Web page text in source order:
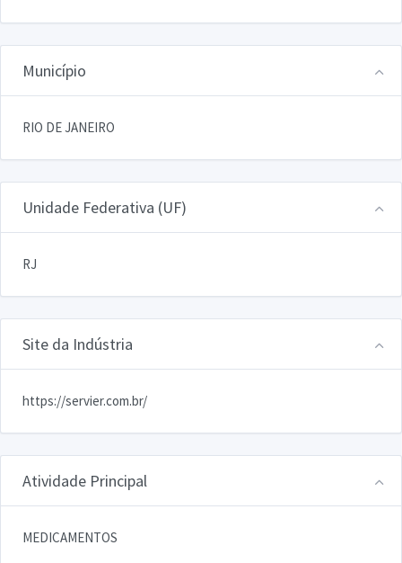
Município
RIO DE JANEIRO
Unidade Federativa (UF)
RJ
Site da Indústria
https://servier.com.br/
Atividade Principal
MEDICAMENTOS